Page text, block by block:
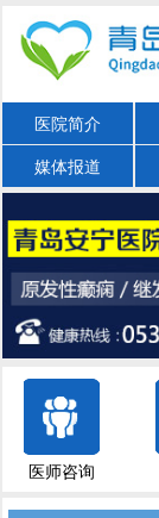
医院简介
媒体报道
医师咨询